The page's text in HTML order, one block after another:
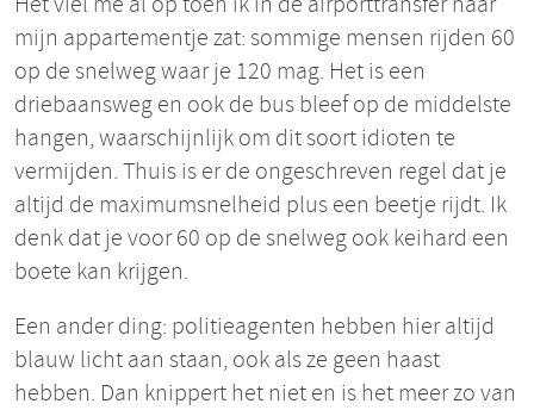
mijn appartementje zat: sommige mensen rijden 60
op de snelweg waar je 120 mag. Het is een
driebaansweg en ook de bus bleef op de middelste
hangen, waarschijnlijk om dit soort idioten te
vermijden. Thuis is er de ongeschreven regel dat je
altijd de maximumsnelheid plus een beetje rijdt. Ik
denk dat je voor 60 op de snelweg ook keihard een
boete kan krijgen.
Een ander ding: politieagenten hebben hier altijd
blauw licht aan staan, ook als ze geen haast
hebben. Dan knippert het niet en is het meer zo van